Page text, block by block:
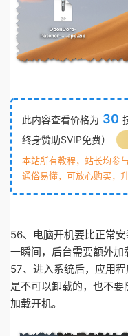
此内容查看价格为 30
终身赞助SVIP免费）
本站所有教程，站长均参
通俗易懂，可放心购买，
56、电脑开机要比正常
一瞬间，后台需要额外加
57、进入系统后，应用
是不可以卸载的，也不
加载开机。